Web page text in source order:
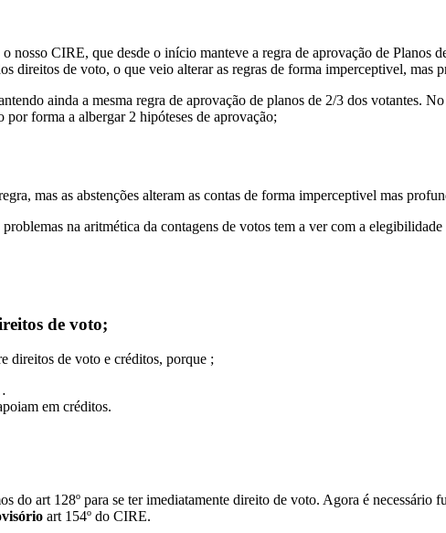
nosso CIRE, que desde o início manteve a regra de aprovação de Planos
direitos de voto, o que veio alterar as regras de forma imperceptivel, mas
ainda a mesma regra de aprovação de planos de 2/3 dos votantes.
forma a albergar 2 hipóteses de aprovação;
mas as abstenções alteram as contas de forma imperceptivel mas
na aritmética da contagens de votos tem a ver com a
de voto;
direitos de voto e créditos, porque ;
em créditos.
do art 128º para se ter imediatamente direito de voto. Agora é necessário
art 154º do CIRE.